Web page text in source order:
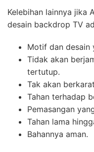
Kelebihan lainnya jika
desain backdrop TV
Motif dan desain
Tidak akan
tertutup.
Tak akan
Tahan terhadap
Pemasangan
Tahan lama
Bahannya aman.